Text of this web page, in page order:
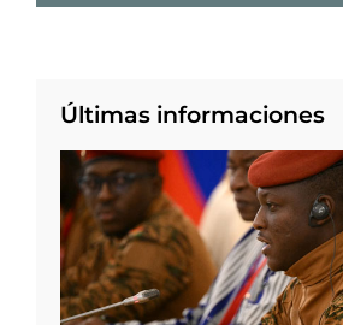
Últimas informaciones